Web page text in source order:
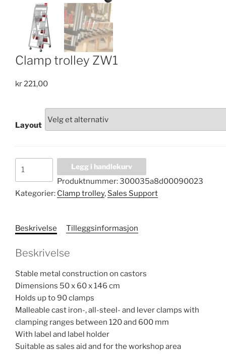
Clamp trolley ZW1
kr221,00
Layout
ZW1
antall
Legg i handlekurv
Produktnummer:300035a8d00090023
Kategorier: Clamp trolley, Sales Support
Beskrivelse Tilleggsinformasjon
Beskrivelse
Stable metal construction on castors
Dimensions 50 x 60 x 146 cm
Holds up to 90 clamps
Malleable cast iron-, all-steel- and lever clamps with
clamping ranges between 120 and 600 mm
With label and label holder
Suitable as sales aid and for the workshop area